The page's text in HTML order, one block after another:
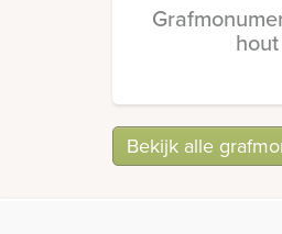
hout
Bekijk alle